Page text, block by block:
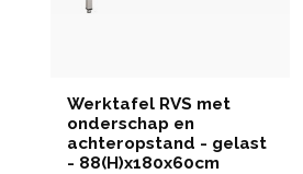
Werktafel RVS met
onderschap en
achteropstand - gelast
- 88(H)x180x60cm